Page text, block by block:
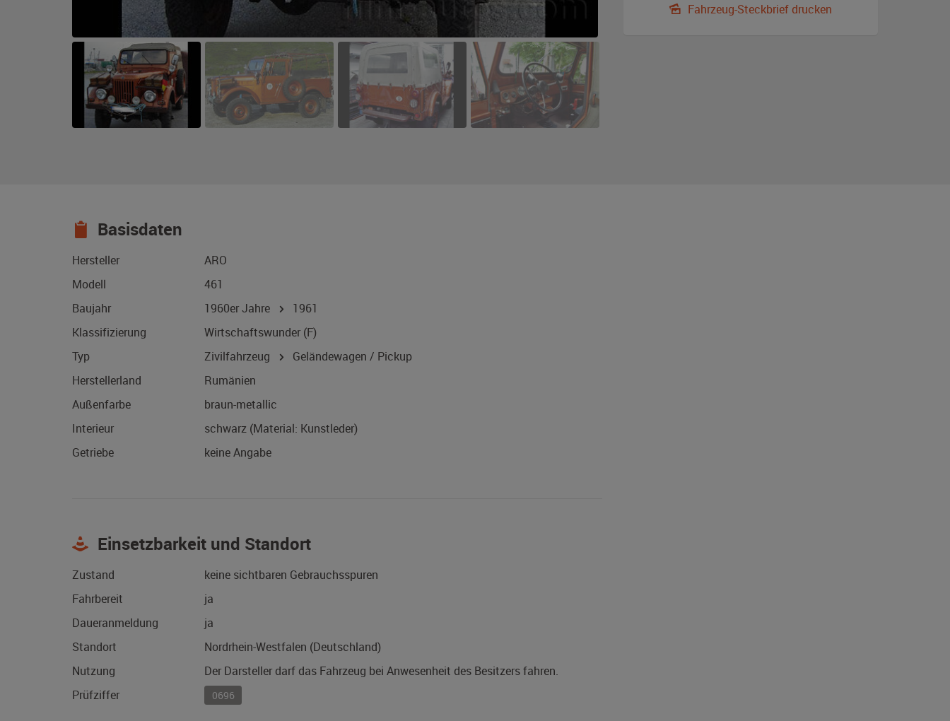
Fahrzeug-Steckbrief drucken
Basisdaten
Hersteller
ARO
Modell
461
Baujahr
1960er Jahre
1961
Klassifizierung
Wirtschaftswunder (F)
Typ
Zivilfahrzeug
Geländewagen / Pickup
Herstellerland
Rumänien
Außenfarbe
braun-metallic
Interieur
schwarz (Material: Kunstleder)
Getriebe
keine Angabe
Einsetzbarkeit und Standort
Zustand
keine sichtbaren Gebrauchsspuren
Fahrbereit
ja
Daueranmeldung
ja
Standort
Nordrhein-Westfalen (Deutschland)
Nutzung
Der Darsteller darf das Fahrzeug bei Anwesenheit des Besitzers fahren.
Prüfziffer
0696